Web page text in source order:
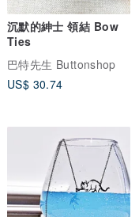
沉默的紳士 領結 Bow
Ties
巴特先生 Buttonshop
US$ 30.74